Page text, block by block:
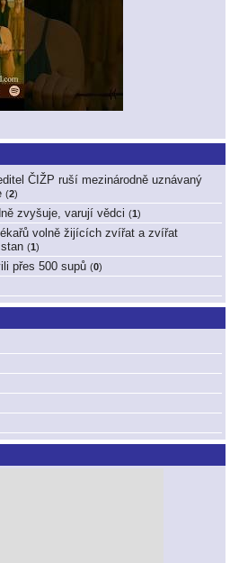
ČIŽP ruší mezinárodně uznávaný
(2)
zvyšuje, varují vědci (1)
volně žijících zvířat a zvířat
(1)
přes 500 supů (0)